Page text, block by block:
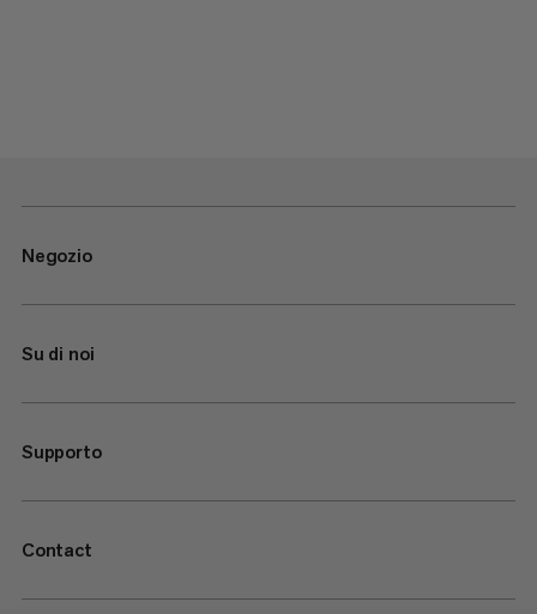
Negozio
Su di noi
Supporto
Contact